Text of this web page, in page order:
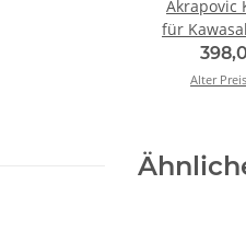
Akrapovic
für
2017 >
Alter